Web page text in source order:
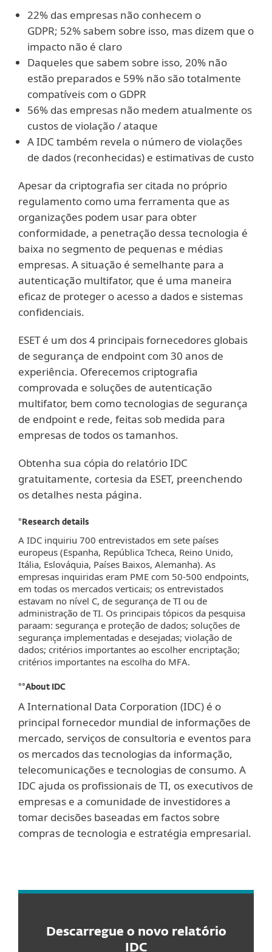
22% das empresas não conhecem o
GDPR; 52% sabem sobre isso, mas dizem que o
impacto não é claro
Daqueles que sabem sobre isso, 20% não
estão preparados e 59% não são totalmente
compatíveis com o GDPR
56% das empresas não medem atualmente os
custos de violação / ataque
A IDC também revela o número de violações
de dados (reconhecidas) e estimativas de custo
Apesar da criptografia ser citada no próprio
regulamento como uma ferramenta que as
organizações podem usar para obter
conformidade, a penetração dessa tecnologia é
baixa no segmento de pequenas e médias
empresas. A situação é semelhante para a
autenticação multifator, que é uma maneira
eficaz de proteger o acesso a dados e sistemas
confidenciais.
ESET é um dos 4 principais fornecedores globais
de segurança de endpoint com 30 anos de
experiência. Oferecemos criptografia
comprovada e soluções de autenticação
multifator, bem como tecnologias de segurança
de endpoint e rede, feitas sob medida para
empresas de todos os tamanhos.
Obtenha sua cópia do relatório IDC
gratuitamente, cortesia da ESET, preenchendo
os detalhes nesta página.
*Research details
A IDC inquiriu 700 entrevistados em sete países
europeus (Espanha, República Tcheca, Reino Unido,
Itália, Eslováquia, Países Baixos, Alemanha). As
empresas inquiridas eram PME com 50-500 endpoints,
em todas os mercados verticais; os entrevistados
estavam no nível C, de segurança de TI ou de
administração de TI. Os principais tópicos da pesquisa
paraam: segurança e proteção de dados; soluções de
segurança implementadas e desejadas; violação de
dados; critérios importantes ao escolher encriptação;
critérios importantes na escolha do MFA.
**About IDC
A International Data Corporation (IDC) é o
principal fornecedor mundial de informações de
mercado, serviços de consultoria e eventos para
os mercados das tecnologias da informação,
telecomunicações e tecnologias de consumo. A
IDC ajuda os profissionais de TI, os executivos de
empresas e a comunidade de investidores a
tomar decisões baseadas em factos sobre
compras de tecnologia e estratégia empresarial.
Descarregue o novo relatório
IDC